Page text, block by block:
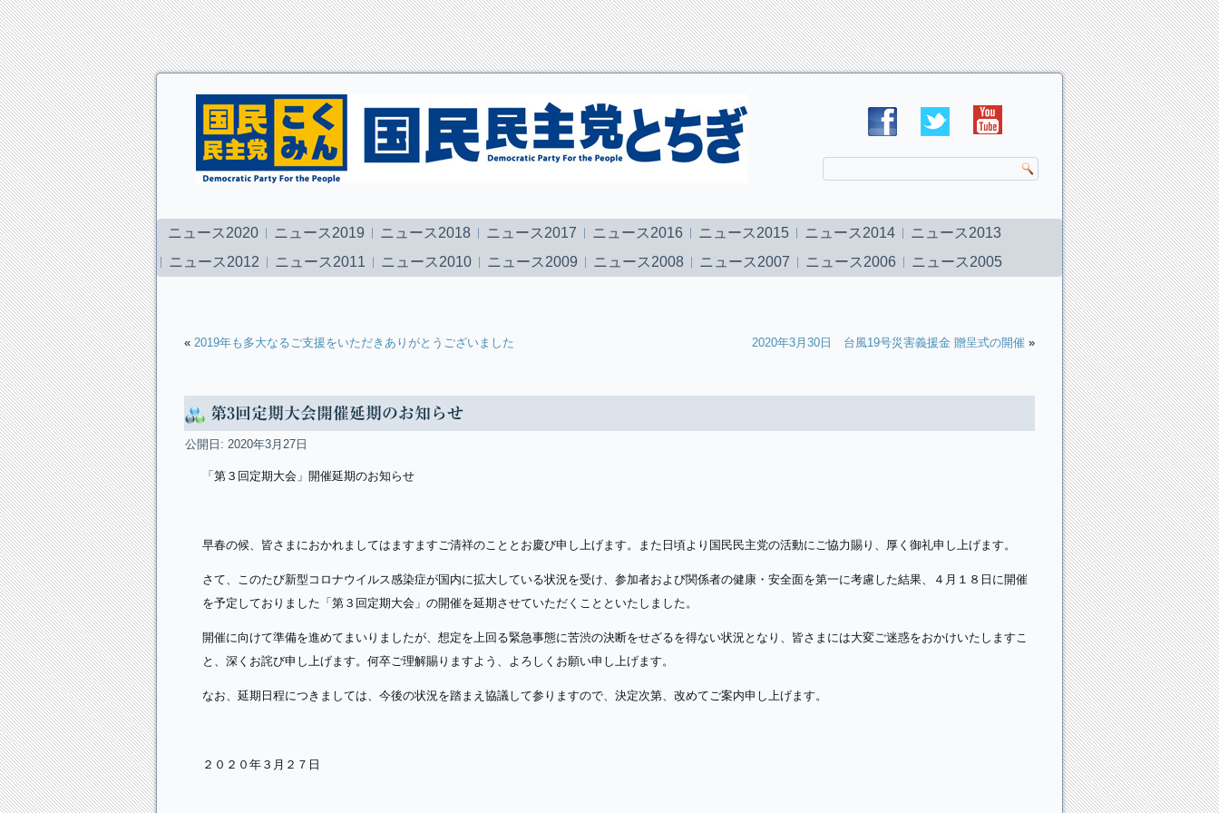
ニュース2020 ニュース2019 ニュース2018 ニュース2017 ニュース2016 ニュース2015 ニュース2014
ニュース2013
ニュース2012
ニュース2011 ニュース2010 ニュース2009 ニュース2008 ニュース2007 ニュース2006 ニュース2005
« 2019年も多大なるご支援をいただきありがとうございました 2020年3月30日 台風19号災害義援金 贈呈式の開催 »
第3回定期大会開催延期のお知らせ
公開日: 2020年3月27日
「第３回定期大会」開催延期のお知らせ
早春の候、皆さまにおかれましてはますますご清祥のこととお慶び申し上げます。また日頃より国民民主党の活動にご協力賜り、厚く御礼申し上げます。
さて、このたび新型コロナウイルス感染症が国内に拡大している状況を受け、参加者および関係者の健康・安全面を第一に考慮した結果、４月１８日に開催
を予定しておりました「第３回定期大会」の開催を延期させていただくことといたしました。
開催に向けて準備を進めてまいりましたが、想定を上回る緊急事態に苦渋の決断をせざるを得ない状況となり、皆さまには大変ご迷惑をおかけいたしますこ
と、深くお詫び申し上げます。何卒ご理解賜りますよう、よろしくお願い申し上げます。
なお、延期日程につきましては、今後の状況を踏まえ協議して参りますので、決定次第、改めてご案内申し上げます。
２０２０年３月２７日